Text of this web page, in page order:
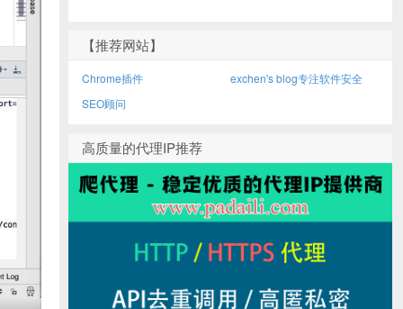
【推荐网站】
Chrome插件
exchen's blog专注软件安全
SEO顾问
高质量的代理IP推荐